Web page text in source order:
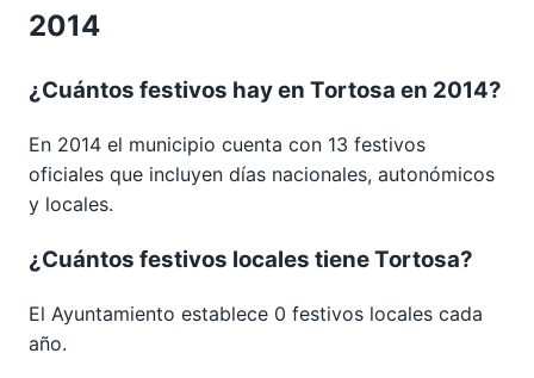
2014
¿Cuántos festivos hay en Tortosa en 2014?
En 2014 el municipio cuenta con 13 festivos
oficiales que incluyen días nacionales, autonómicos
y locales.
¿Cuántos festivos locales tiene Tortosa?
El Ayuntamiento establece 0 festivos locales cada
año.